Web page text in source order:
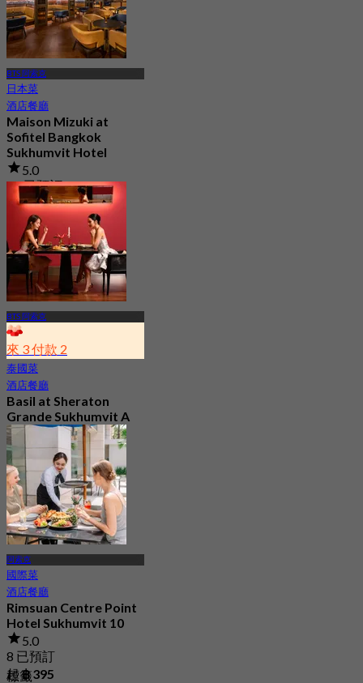
BTS 阿索克
日本菜
酒店餐廳
Maison Mizuki at
Sofitel Bangkok
Sukhumvit Hotel
5.0
69 已預訂
起฿ 1,500
BTS 阿索克
來 3 付款 2
泰國菜
酒店餐廳
Basil at Sheraton
Grande Sukhumvit A
Luxury Collection
Hotel
4.8
575 已預訂
起฿ 650
阿索克
國際菜
酒店餐廳
Rimsuan Centre Point
Hotel Sukhumvit 10
5.0
8 已預訂
起฿ 395
標籤